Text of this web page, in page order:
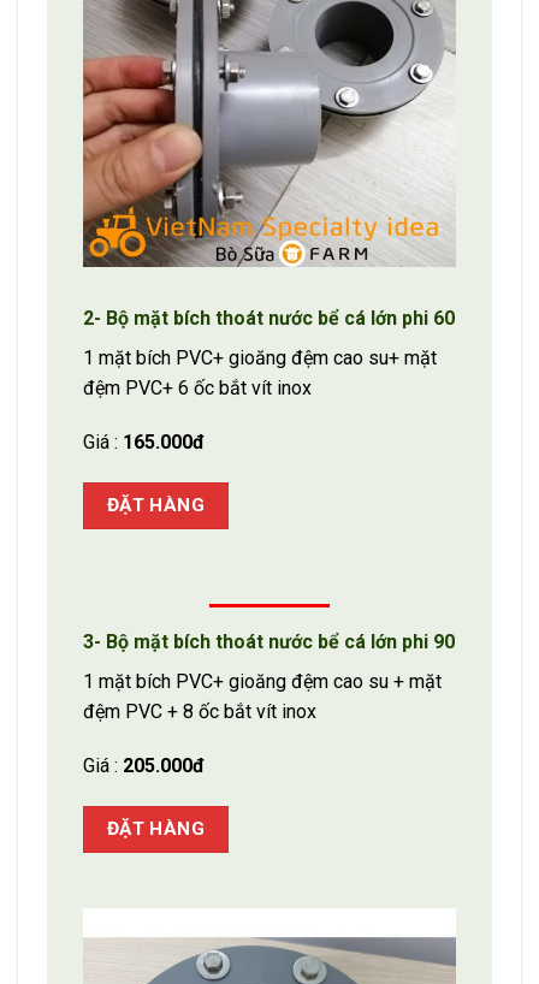
2- Bộ mặt bích thoát nước bể cá lớn phi 60
1 mặt bích PVC+ gioăng đệm cao su+ mặt
đệm PVC+ 6 ốc bắt vít inox
Giá : 165.000đ
ĐẶT HÀNG
3- Bộ mặt bích thoát nước bể cá lớn phi 90
1 mặt bích PVC+ gioăng đệm cao su + mặt
đệm PVC + 8 ốc bắt vít inox
Giá : 205.000đ
ĐẶT HÀNG